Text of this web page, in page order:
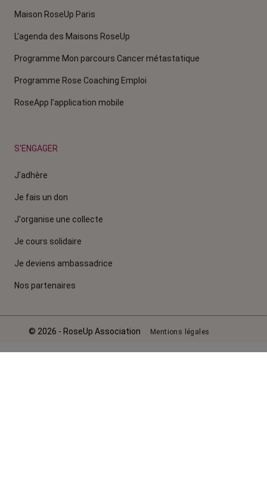
Maison RoseUp Paris
L'agenda des Maisons RoseUp
Programme Mon parcours Cancer métastatique
Programme Rose Coaching Emploi
RoseApp l’application mobile
S'ENGAGER
J'adhère
Je fais un don
J'organise une collecte
Je cours solidaire
Je deviens ambassadrice
Nos partenaires
© 2026 - RoseUp Association Mentions légales